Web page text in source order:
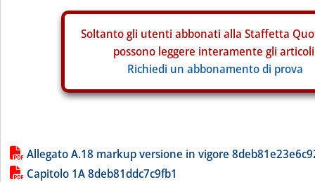
Soltanto gli utenti abbonati alla Staffetta
possono leggere interamente gli
Richiedi un abbonamento di prova
Lista allegati PDF alla notizia
Allegato A.18 markup versione in vigore
Capitolo 1A 8deb81ddc7c9fb1